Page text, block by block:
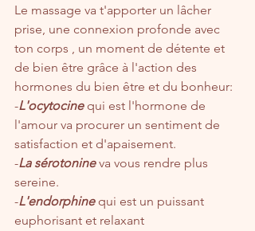
Le massage va t'apporter un lâcher
prise, une connexion profonde avec
ton corps , un moment de détente et
de bien être grâce à l'action des
hormones du bien être et du bonheur:
-L'ocytocine qui est l'hormone de
l'amour va procurer un sentiment de
satisfaction et d'apaisement.
-La sérotonine va vous rendre plus
sereine.
-L'endorphine qui est un puissant
euphorisant et relaxant